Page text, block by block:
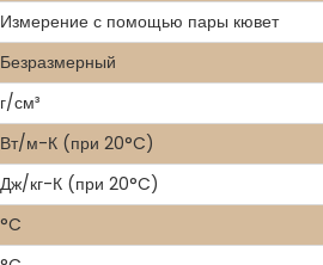
Измерение с помощью пары кювет
Безразмерный
г/см³
Вт/м-К (при 20°C)
Дж/кг-К (при 20°C)
°C